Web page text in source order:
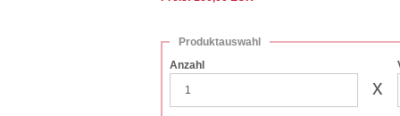
Produktauswahl
Anzahl
x